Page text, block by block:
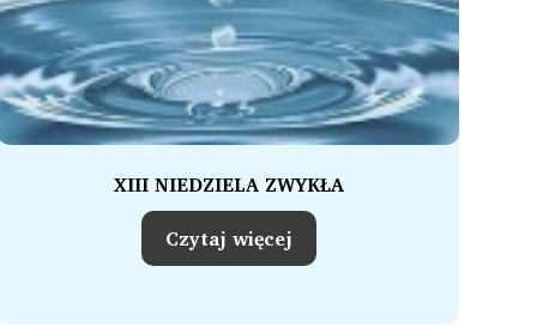
XIII NIEDZIELA ZWYKŁA
Czytaj więcej